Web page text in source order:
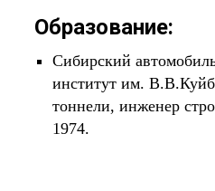
Образование:
Сибирский
институт им.
тоннели, инженер
1974.